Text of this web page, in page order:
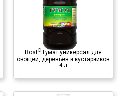
Rost®Гумат универсал для
овощей, деревьев и кустарников
4 л